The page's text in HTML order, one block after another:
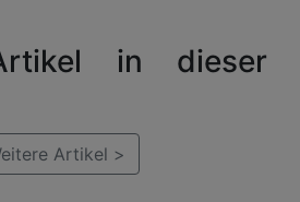
in dieser
Artikel >